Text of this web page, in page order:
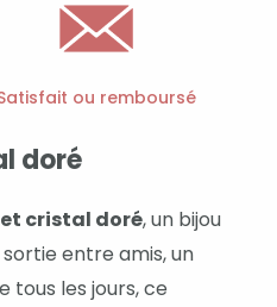
ou remboursé
doré
cristal doré, un bijou
entre amis, un
les jours, ce